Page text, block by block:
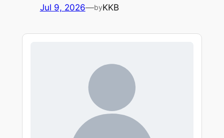
Jul 9, 2026—byKKB